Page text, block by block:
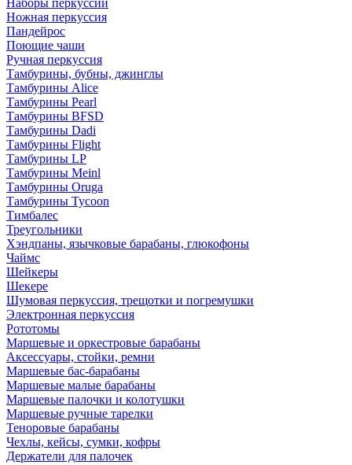
Наборы перкуссии
Ножная перкуссия
Пандейрос
Поющие чаши
Ручная перкуссия
Тамбурины, бубны, джинглы
Тамбурины Alice
Тамбурины Pearl
Тамбурины BFSD
Тамбурины Dadi
Тамбурины Flight
Тамбурины LP
Тамбурины Meinl
Тамбурины Oruga
Тамбурины Tycoon
Тимбалес
Треугольники
Хэндпаны, язычковые барабаны, глюкофоны
Чаймс
Шейкеры
Шекере
Шумовая перкуссия, трещотки и погремушки
Электронная перкуссия
Рототомы
Маршевые и оркестровые барабаны
Аксессуары, стойки, ремни
Маршевые бас-барабаны
Маршевые малые барабаны
Маршевые палочки и колотушки
Маршевые ручные тарелки
Теноровые барабаны
Чехлы, кейсы, сумки, кофры
Держатели для палочек